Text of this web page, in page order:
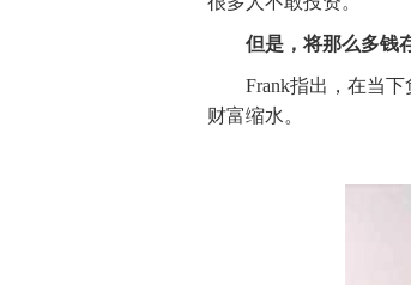
但是，将那么多钱
Frank指出，在当下
财富缩水。